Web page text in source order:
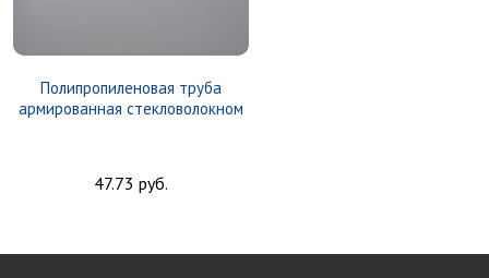
Полипропиленовая труба
армированная стекловолокном
47.73 руб.